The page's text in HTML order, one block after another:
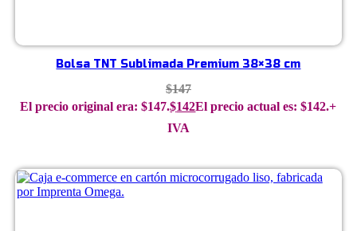
Bolsa TNT Sublimada Premium 38×38 cm
$147
El precio original era: $147.$142El precio actual es: $142.+
IVA